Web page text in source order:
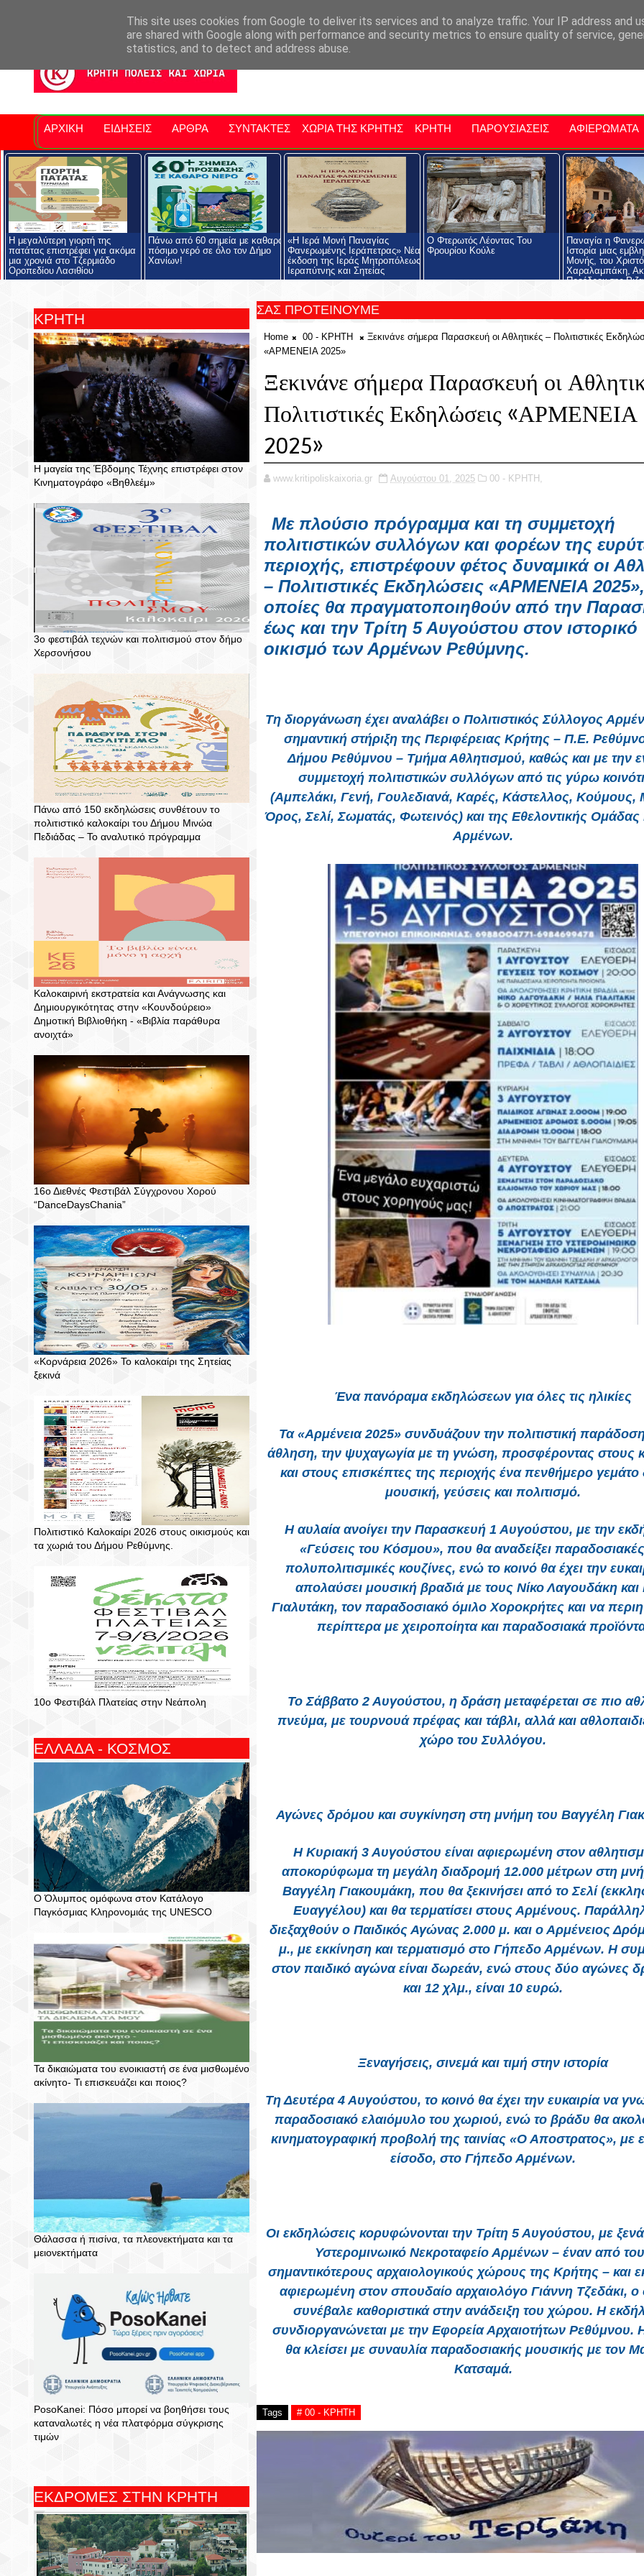
Νομός Λασιθίου Αγαπάμε Ρέθυμνο Επαρχία Μαλεβιζίου Εκδηλώσεις Στην Κρήτη Kriti Traveller
ΑΡΧΙΚΗ ΕΙΔΗΣΕΙΣ ΑΡΘΡΑ ΣΥΝΤΑΚΤΕΣ ΧΩΡΙΑ ΤΗΣ ΚΡΗΤΗΣ ΚΡΗΤΗ ΠΑΡΟΥΣΙΑΣΕΙΣ ΑΦΙΕΡΩΜΑΤΑ
Η μεγαλύτερη γιορτή της
πατάτας επιστρέφει για ακόμα
μια χρονιά στο Τζερμιάδο
Οροπεδίου Λασιθίου
Πάνω από 60 σημεία με καθαρό
πόσιμο νερό σε όλο τον Δήμο
Χανίων!
«Η Ιερά Μονή Παναγίας
Φανερωμένης Ιεράπετρας» Νέα
έκδοση της Ιεράς Μητροπόλεως
Ιεραπύτνης και Σητείας
Ο Φτερωτός Λέοντας Του
Φρουρίου Κούλε
Παναγία η
Ιστορία μιας
Μονής, του
Χαραλαμπάκη,
Προέδρου της
Ριζαρείου
ΚΡΗΤΗ
Η μαγεία της Έβδομης Τέχνης επιστρέφει στον
Κινηματογράφο «Βηθλεέμ»
3ο φεστιβάλ τεχνών και πολιτισμού στον δήμο
Χερσονήσου
Πάνω από 150 εκδηλώσεις συνθέτουν το
πολιτιστικό καλοκαίρι του Δήμου Μινώα
Πεδιάδας – To αναλυτικό πρόγραμμα
Καλοκαιρινή εκστρατεία και Ανάγνωσης και
Δημιουργικότητας στην «Κουνδούρειο»
Δημοτική Βιβλιοθήκη - «Βιβλία παράθυρα
ανοιχτά»
16ο Διεθνές Φεστιβάλ Σύγχρονου Χορού
“DanceDaysChania”
«Κορνάρεια 2026» Το καλοκαίρι της Σητείας
ξεκινά
Πολιτιστικό Καλοκαίρι 2026 στους οικισμούς και
τα χωριά του Δήμου Ρεθύμνης.
10ο Φεστιβάλ Πλατείας στην Νεάπολη
ΕΛΛΑΔΑ - ΚΟΣΜΟΣ
Ο Όλυμπος ομόφωνα στον Κατάλογο
Παγκόσμιας Κληρονομιάς της UNESCO
Τα δικαιώματα του ενοικιαστή σε ένα μισθωμένο
ακίνητο- Τι επισκευάζει και ποιος?
Θάλασσα ή πισίνα, τα πλεονεκτήματα και τα
μειονεκτήματα
PosoKanei: Πόσο μπορεί να βοηθήσει τους
καταναλωτές η νέα πλατφόρμα σύγκρισης
τιμών
ΕΚΔΡΟΜΕΣ ΣΤΗΝ ΚΡΗΤΗ
ΣΑΣ ΠΡΟΤΕΙΝΟΥΜΕ
Home 00 - ΚΡΗΤΗ
Ξεκινάνε σήμερα Παρασκευή οι Αθλητικές – Πολιτιστικές
«ΑΡΜΕΝΕΙΑ 2025»
Ξεκινάνε σήμερα Παρασκευή οι
Πολιτιστικές Εκδηλώσεις «ΑΡΜΕΝΕΙΑ
2025»
www.kritipoliskaixoria.gr Αυγούστου 01, 2025 00 - ΚΡΗΤΗ,
Με πλούσιο πρόγραμμα και τη συμμετοχή
πολιτιστικών συλλόγων και φορέων της
περιοχής, επιστρέφουν φέτος δυναμικά οι
– Πολιτιστικές Εκδηλώσεις «ΑΡΜΕΝΕΙΑ
οποίες θα πραγματοποιηθούν από την
έως και την Τρίτη 5 Αυγούστου στον ιστορικό
οικισμό των Αρμένων Ρεθύμνης.
Τη διοργάνωση έχει αναλάβει ο Πολιτιστικός Σύλλογος
σημαντική στήριξη της Περιφέρειας Κρήτης – Π.Ε.
Δήμου Ρεθύμνου – Τμήμα Αθλητισμού, καθώς και με την
συμμετοχή πολιτιστικών συλλόγων από τις γύρω
(Αμπελάκι, Γενή, Γουλεδιανά, Καρές, Κάστελλος, Κούμους,
Όρος, Σελί, Σωματάς, Φωτεινός) και της Εθελοντικής Ομάδας
Αρμένων.
Ένα πανόραμα εκδηλώσεων για όλες τις ηλικίες
Τα «Αρμένεια 2025» συνδυάζουν την πολιτιστική
άθληση, την ψυχαγωγία με τη γνώση, προσφέροντας στους
και στους επισκέπτες της περιοχής ένα πενθήμερο
μουσική, γεύσεις και πολιτισμό.
Η αυλαία ανοίγει την Παρασκευή 1 Αυγούστου, με την
«Γεύσεις του Κόσμου», που θα αναδείξει παραδοσιακές
πολυπολιτισμικές κουζίνες, ενώ το κοινό θα έχει την
απολαύσει μουσική βραδιά με τους Νίκο Λαγουδάκη και
Γιαλυτάκη, τον παραδοσιακό όμιλο Χοροκρήτες και να
περίπτερα με χειροποίητα και παραδοσιακά
Το Σάββατο 2 Αυγούστου, η δράση μεταφέρεται σε πιο
πνεύμα, με τουρνουά πρέφας και τάβλι, αλλά και
χώρο του Συλλόγου.
Αγώνες δρόμου και συγκίνηση στη μνήμη του Βαγγέλη
Η Κυριακή 3 Αυγούστου είναι αφιερωμένη στον
αποκορύφωμα τη μεγάλη διαδρομή 12.000 μέτρων στη
Βαγγέλη Γιακουμάκη, που θα ξεκινήσει από το Σελί
Ευαγγέλου) και θα τερματίσει στους Αρμένους.
διεξαχθούν ο Παιδικός Αγώνας 2.000 μ. και ο Αρμένειος
μ., με εκκίνηση και τερματισμό στο Γήπεδο Αρμένων. Η
στον παιδικό αγώνα είναι δωρεάν, ενώ στους δύο αγώνες
και 12 χλμ., είναι 10 ευρώ.
Ξεναγήσεις, σινεμά και τιμή στην ιστορία
Τη Δευτέρα 4 Αυγούστου, το κοινό θα έχει την ευκαιρία να
παραδοσιακό ελαιόμυλο του χωριού, ενώ το βράδυ θα
κινηματογραφική προβολή της ταινίας «Ο Αποστρατος», με
είσοδο, στο Γήπεδο Αρμένων.
Οι εκδηλώσεις κορυφώνονται την Τρίτη 5 Αυγούστου, με
Υστερομινωικό Νεκροταφείο Αρμένων – έναν από
σημαντικότερους αρχαιολογικούς χώρους της Κρήτης – και
αφιερωμένη στον σπουδαίο αρχαιολόγο Γιάννη Τζεδάκι, ο
συνέβαλε καθοριστικά στην ανάδειξη του χώρου. Η
συνδιοργανώνεται με την Εφορεία Αρχαιοτήτων Ρεθύμνου.
θα κλείσει με συναυλία παραδοσιακής μουσικής με τον
Κατσαμά.
Tags # 00 - ΚΡΗΤΗ
This site uses cookies from Google to deliver its services and to analyze traffic. Your IP address and
are shared with Google along with performance and security metrics to ensure quality of service,
statistics, and to detect and address abuse.